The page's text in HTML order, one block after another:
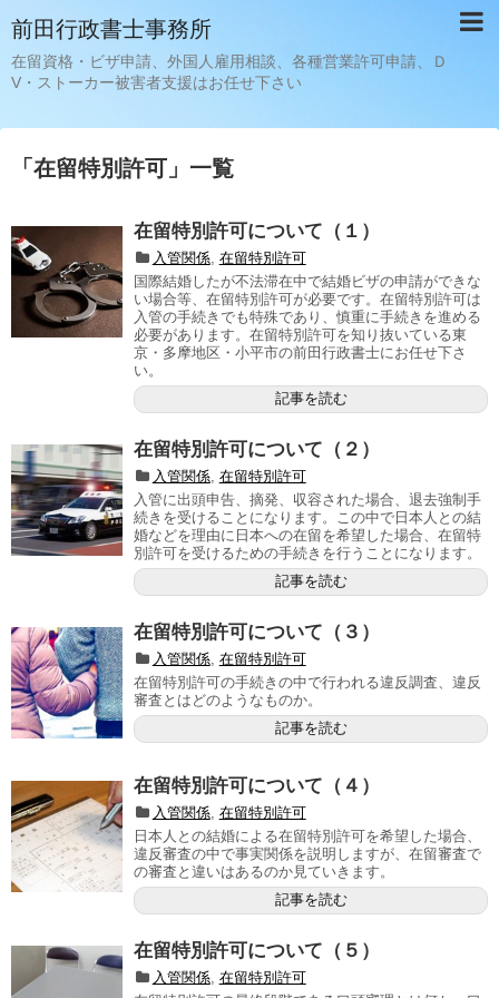
前田行政書士事務所
在留資格・ビザ申請、外国人雇用相談、各種営業許可申請、Ｄ
V・ストーカー被害者支援はお任せ下さい
「 在留特別許可 」 一覧
在留特別許可について（１）
入管関係, 在留特別許可
国際結婚したが不法滞在中で結婚ビザの申請ができな
い場合等、在留特別許可が必要です。在留特別許可は
入管の手続きでも特殊であり、慎重に手続きを進める
必要があります。在留特別許可を知り抜いている東
京・多摩地区・小平市の前田行政書士にお任せ下さ
い。
記事を読む
在留特別許可について（２）
入管関係, 在留特別許可
入管に出頭申告、摘発、収容された場合、退去強制手
続きを受けることになります。この中で日本人との結
婚などを理由に日本への在留を希望した場合、在留特
別許可を受けるための手続きを行うことになります。
記事を読む
在留特別許可について（３）
入管関係, 在留特別許可
在留特別許可の手続きの中で行われる違反調査、違反
審査とはどのようなものか。
記事を読む
在留特別許可について（４）
入管関係, 在留特別許可
日本人との結婚による在留特別許可を希望した場合、
違反審査の中で事実関係を説明しますが、在留審査で
の審査と違いはあるのか見ていきます。
記事を読む
在留特別許可について（５）
入管関係, 在留特別許可